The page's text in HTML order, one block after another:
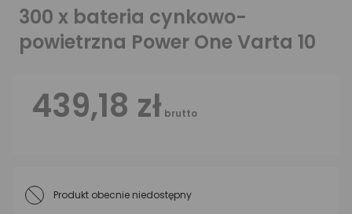
300 x bateria cynkowo-
powietrzna Power One Varta 10
439,18 zł brutto
Produkt obecnie niedostępny